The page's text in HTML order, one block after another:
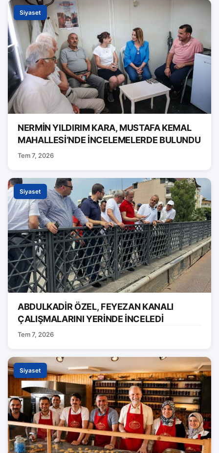
Siyaset
NERMİN YILDIRIM KARA, MUSTAFA KEMAL
MAHALLESİ’NDE İNCELEMELERDE BULUNDU
Tem 7, 2026
Siyaset
ABDULKADİR ÖZEL, FEYEZAN KANALI
ÇALIŞMALARINI YERİNDE İNCELEDİ
Tem 7, 2026
Siyaset